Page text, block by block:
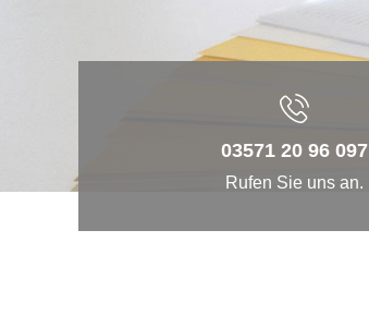
03571 20 96 097
Rufen Sie uns an.